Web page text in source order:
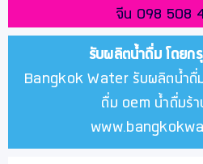
รับผลิตน้ำดื่ม โดยกรุ
Bangkok Water รับผลิตน้ำดื่
ดื่ม oem น้ำดื่มร้า